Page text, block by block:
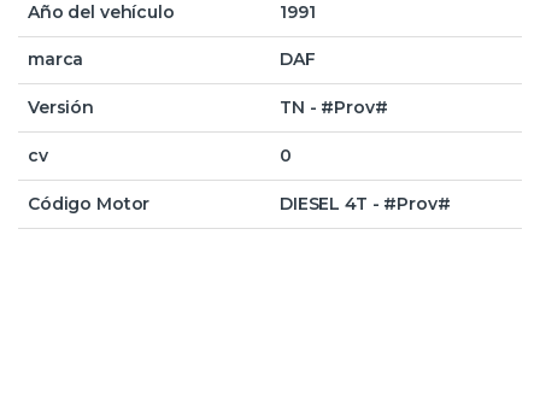
Año del vehículo 1991
marca DAF
Versión TN - #Prov#
cv 0
Código Motor DIESEL 4T - #Prov#